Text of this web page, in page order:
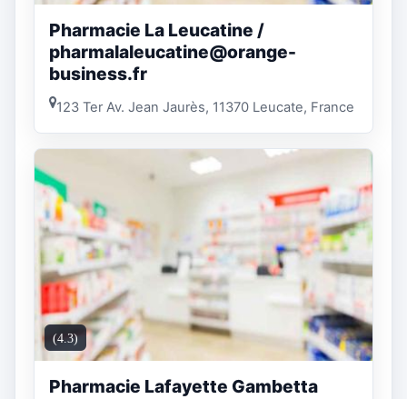
Pharmacie La Leucatine /
pharmalaleucatine@orange-
business.fr
123 Ter Av. Jean Jaurès, 11370 Leucate, France
(4.3)
Pharmacie Lafayette Gambetta